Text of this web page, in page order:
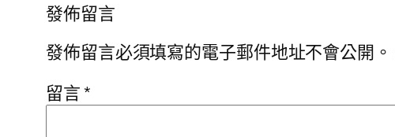
發佈留言
發佈留言必須填寫的電子郵件地址不會公開。
留言*